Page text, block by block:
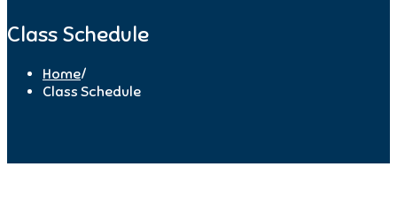
Class Schedule
Home/
Class Schedule